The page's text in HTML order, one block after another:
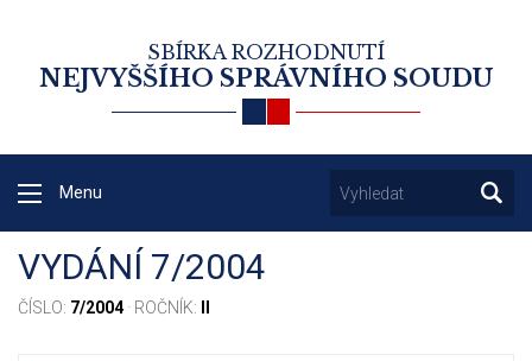
SBÍRKA ROZHODNUTÍ
NEJVYŠŠÍHO SPRÁVNÍHO SOUDU
Menu
VYDÁNÍ 7/2004
ČÍSLO: 7/2004· ROČNÍK: